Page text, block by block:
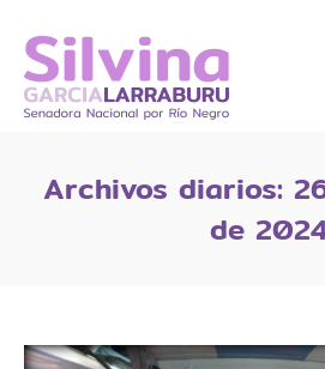
Archivos diarios:
de